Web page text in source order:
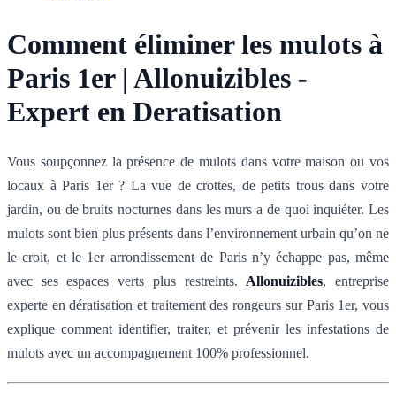
Comment éliminer les mulots à
Paris 1er | Allonuizibles -
Expert en Deratisation
Vous soupçonnez la présence de mulots dans votre maison ou vos
locaux à Paris 1er ? La vue de crottes, de petits trous dans votre
jardin, ou de bruits nocturnes dans les murs a de quoi inquiéter. Les
mulots sont bien plus présents dans l’environnement urbain qu’on ne
le croit, et le 1er arrondissement de Paris n’y échappe pas, même
avec ses espaces verts plus restreints. Allonuizibles, entreprise
experte en dératisation et traitement des rongeurs sur Paris 1er, vous
explique comment identifier, traiter, et prévenir les infestations de
mulots avec un accompagnement 100% professionnel.